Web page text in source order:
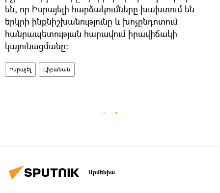
են, որ Իսրայելի հարձակումները խախտում են
երկրի ինքնիշխանությունը և խոչընդոտում
հանրապետության հարավում իրավիճակի
կայունացմանը։
Իսրայել Լիբանան
Արմենիա